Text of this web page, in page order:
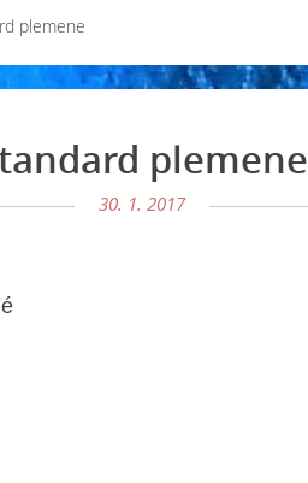
plemene
plemene
30. 1. 2017